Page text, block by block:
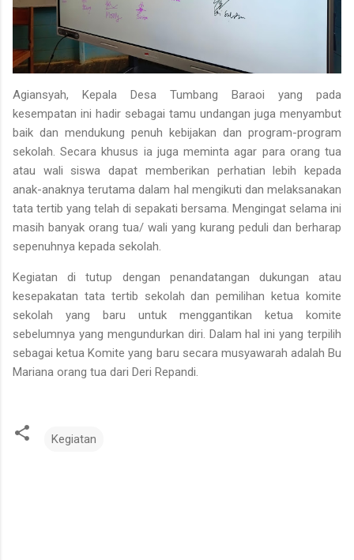
Agiansyah, Kepala Desa Tumbang Baraoi yang pada
kesempatan ini hadir sebagai tamu undangan juga menyambut
baik dan mendukung penuh kebijakan dan program-program
sekolah. Secara khusus ia juga meminta agar para orang tua
atau wali siswa dapat memberikan perhatian lebih kepada
anak-anaknya terutama dalam hal mengikuti dan melaksanakan
tata tertib yang telah di sepakati bersama. Mengingat selama ini
masih banyak orang tua/ wali yang kurang peduli dan berharap
sepenuhnya kepada sekolah.
Kegiatan di tutup dengan penandatangan dukungan atau
kesepakatan tata tertib sekolah dan pemilihan ketua komite
sekolah yang baru untuk menggantikan ketua komite
sebelumnya yang mengundurkan diri. Dalam hal ini yang terpilih
sebagai ketua Komite yang baru secara musyawarah adalah Bu
Mariana orang tua dari Deri Repandi.
Kegiatan